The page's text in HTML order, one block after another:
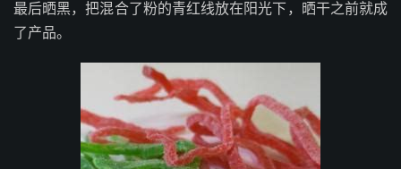
最后晒黑，把混合了粉的青红线放在阳光下，晒干之前就成
了产品。